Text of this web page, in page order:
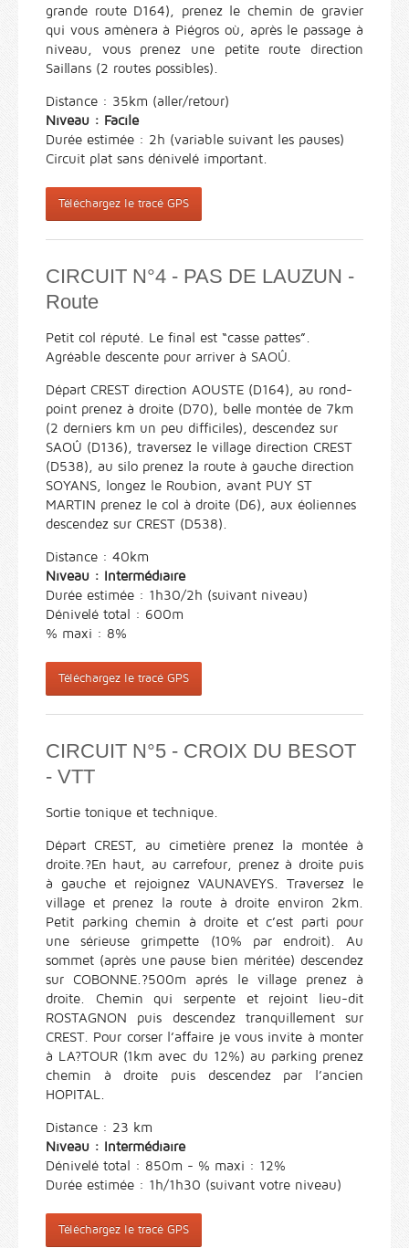
grande route D164), prenez le chemin de gravier
qui vous amènera à Piégros où, après le passage à
niveau, vous prenez une petite route direction
Saillans (2 routes possibles).
Distance : 35km (aller/retour)
Niveau : Facile
Durée estimée : 2h (variable suivant les pauses)
Circuit plat sans dénivelé important.
Téléchargez le tracé GPS
CIRCUIT N°4 - PAS DE LAUZUN -
Route
Petit col réputé. Le final est “casse pattes”.
Agréable descente pour arriver à SAOÛ.
Départ CREST direction AOUSTE (D164), au rond-
point prenez à droite (D70), belle montée de 7km
(2 derniers km un peu difficiles), descendez sur
SAOÛ (D136), traversez le village direction CREST
(D538), au silo prenez la route à gauche direction
SOYANS, longez le Roubion, avant PUY ST
MARTIN prenez le col à droite (D6), aux éoliennes
descendez sur CREST (D538).
Distance : 40km
Niveau : Intermédiaire
Durée estimée : 1h30/2h (suivant niveau)
Dénivelé total : 600m
% maxi : 8%
Téléchargez le tracé GPS
CIRCUIT N°5 - CROIX DU BESOT
- VTT
Sortie tonique et technique.
Départ CREST, au cimetière prenez la montée à
droite.?En haut, au carrefour, prenez à droite puis
à gauche et rejoignez VAUNAVEYS. Traversez le
village et prenez la route à droite environ 2km.
Petit parking chemin à droite et c’est parti pour
une sérieuse grimpette (10% par endroit). Au
sommet (après une pause bien méritée) descendez
sur COBONNE.?500m aprés le village prenez à
droite. Chemin qui serpente et rejoint lieu-dit
ROSTAGNON puis descendez tranquillement sur
CREST. Pour corser l’affaire je vous invite à monter
à LA?TOUR (1km avec du 12%) au parking prenez
chemin à droite puis descendez par l’ancien
HOPITAL.
Distance : 23 km
Niveau : Intermédiaire
Dénivelé total : 850m - % maxi : 12%
Durée estimée : 1h/1h30 (suivant votre niveau)
Téléchargez le tracé GPS